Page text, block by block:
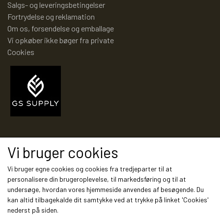
PIXI 700 - 799
PIXI 800 - 899
PIXIBØGER UDEN NUMMER
SPECIELLE DANSKE PIXI
Salgs- og leveringsbetingelser
Fortrydelse og reklamation
Om os, forsendelse og emballage
Vi opkøber ikke bøger fra private
Cookies
Modtag vores nyhedsbrev via e-mail
Tilmeld
Sociale medier
Vi bruger cookies
Vi bruger egne cookies og cookies fra tredjeparter til at
personalisere din brugeroplevelse, til markedsføring og til at
undersøge, hvordan vores hjemmeside anvendes af besøgende. Du
kan altid tilbagekalde dit samtykke ved at trykke på linket 'Cookies'
nederst på siden.